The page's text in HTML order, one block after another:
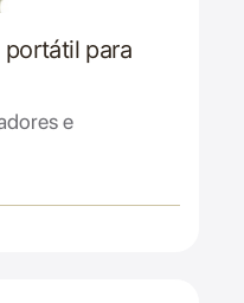
para
e